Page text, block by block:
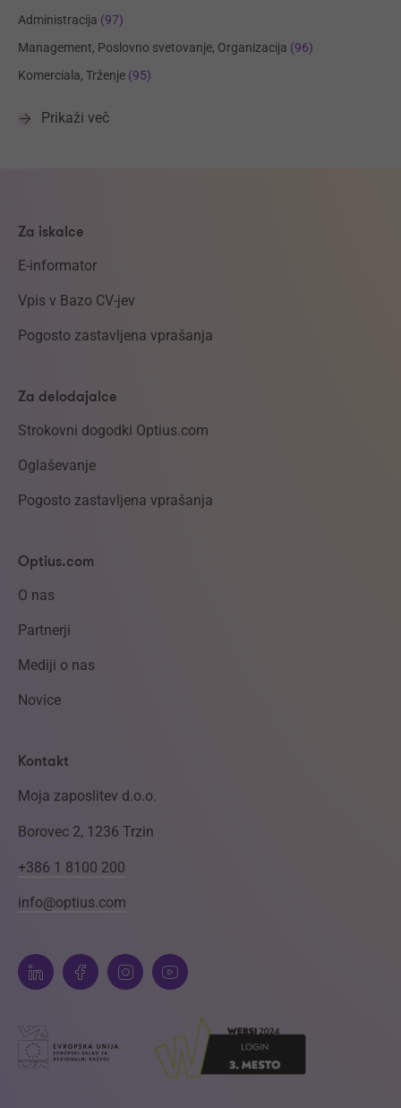
Administracija (97)
Management, Poslovno svetovanje, Organizacija (96)
Komerciala, Trženje (95)
Prikaži več
Za iskalce
E-informator
Vpis v Bazo CV-jev
Pogosto zastavljena vprašanja
Za delodajalce
Strokovni dogodki Optius.com
Oglaševanje
Pogosto zastavljena vprašanja
Optius.com
O nas
Partnerji
Mediji o nas
Novice
Kontakt
Moja zaposlitev d.o.o.
Borovec 2, 1236 Trzin
+386 1 8100 200
info@optius.com